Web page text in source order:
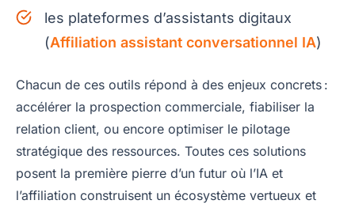
les plateformes d’assistants digitaux
(Affiliation assistant conversationnel IA)
Chacun de ces outils répond à des enjeux concrets :
accélérer la prospection commerciale, fiabiliser la
relation client, ou encore optimiser le pilotage
stratégique des ressources. Toutes ces solutions
posent la première pierre d’un futur où l’IA et
l’affiliation construisent un écosystème vertueux et